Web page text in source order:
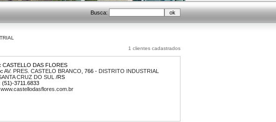
Busca:
1 clientes cadastrados
CASTELLO DAS FLORES
AV. PRES. CASTELO BRANCO , 766 - DISTRITO INDUSTRIAL
CRUZ DO SUL /RS
(51)-3711.6833
www.castellodasflores.com.br